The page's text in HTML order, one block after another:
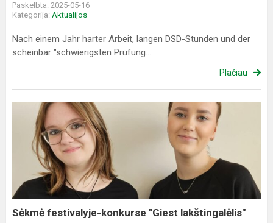
Paskelbta: 2025-05-16
Kategorija: Aktualijos
Nach einem Jahr harter Arbeit, langen DSD-Stunden und der
scheinbar "schwierigsten Prüfung...
Plačiau
Sėkmė
festivalyje-
konkurse
"Giest
lakštingalėlis"
Sėkmė festivalyje-konkurse "Giest lakštingalėlis"